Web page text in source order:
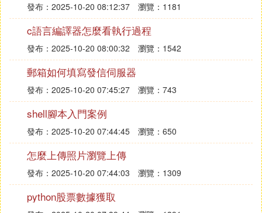
發布：2025-10-20 08:12:37 瀏覽：1181
c語言編譯器怎麼看執行過程
發布：2025-10-20 08:00:32 瀏覽：1542
郵箱如何填寫發信伺服器
發布：2025-10-20 07:45:27 瀏覽：743
shell腳本入門案例
發布：2025-10-20 07:44:45 瀏覽：650
怎麼上傳照片瀏覽上傳
發布：2025-10-20 07:44:03 瀏覽：1309
python股票數據獲取